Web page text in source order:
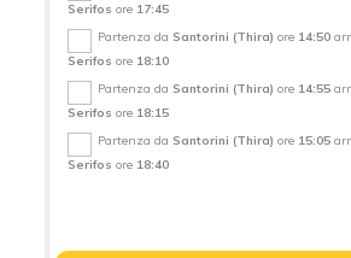
Serifos ore 17:45
Partenza da Santorini (Thira) ore 14:50
Serifos ore 18:10
Partenza da Santorini (Thira) ore 14:55
Serifos ore 18:15
Partenza da Santorini (Thira) ore 15:05
Serifos ore 18:40